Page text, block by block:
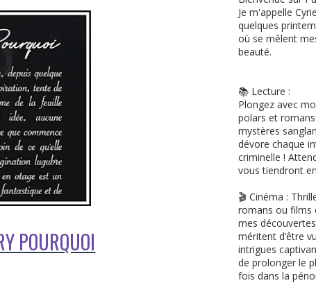
POURQUOI
Je m'appelle
quelques
où se mêlent
beauté.
📚 Lecture :
Plongez avec
polars et
mystères
dévore chaque
criminelle !
vous tiendront
🎬 Cinéma :
romans ou films
mes
méritent d’être
intrigues
de prolonger le
fois dans la